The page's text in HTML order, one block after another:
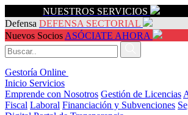
NUESTROS SERVICIOS
Defensa DEFENSA SECTORIAL
Nuevos Socios ASÓCIATE AHORA
Gestoría Online
Inicio Servicios
Emprende con Nosotros Gestión de Licencias
Fiscal Laboral Financiación y Subvenciones